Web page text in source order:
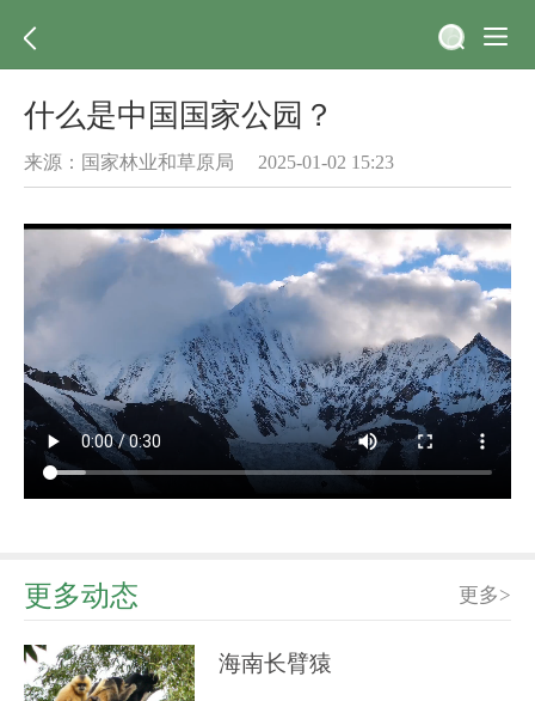
什么是中国国家公园？
来源：国家林业和草原局 2025-01-02 15:23
更多动态 更多>
海南长臂猿